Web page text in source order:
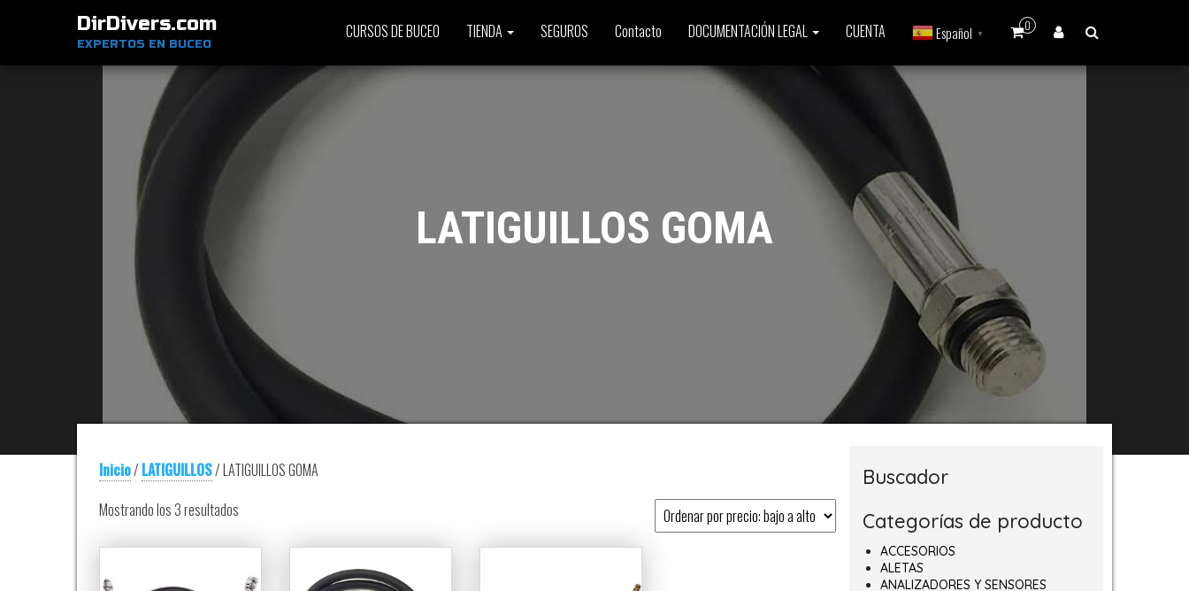
DirDivers.com
EXPERTOS EN BUCEO
0
CURSOS DE BUCEO TIENDA SEGUROS Contacto DOCUMENTACIÓN LEGAL CUENTA Español ▼
LATIGUILLOS GOMA
Inicio/ LATIGUILLOS/ LATIGUILLOS GOMA
Mostrando los 3 resultados
Buscador
Categorías de producto
ACCESORIOS
ALETAS
ANALIZADORES Y SENSORES